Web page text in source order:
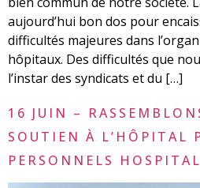
aujourd’hui bon dos pour
difficultés majeures dans
hôpitaux. Des difficultés que
l’instar des syndicats et du […]
16 JUIN –
SOUTIEN À L’HÔPITAL
PERSONNELS